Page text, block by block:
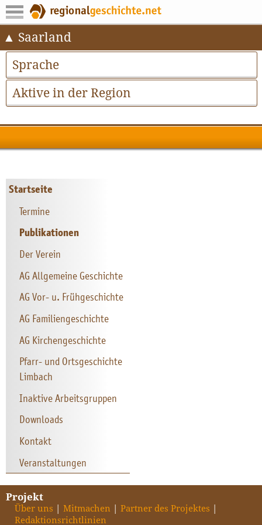
Saarland
Sprache
Aktive in der Region
Startseite
Termine
Publikationen
Der Verein
AG Allgemeine Geschichte
AG Vor- u. Frühgeschichte
AG Familiengeschichte
AG Kirchengeschichte
Pfarr- und Ortsgeschichte
Limbach
Inaktive Arbeitsgruppen
Downloads
Kontakt
Veranstaltungen
Projekt
Über uns Mitmachen
Partner des Projektes
Redaktionsrichtlinien